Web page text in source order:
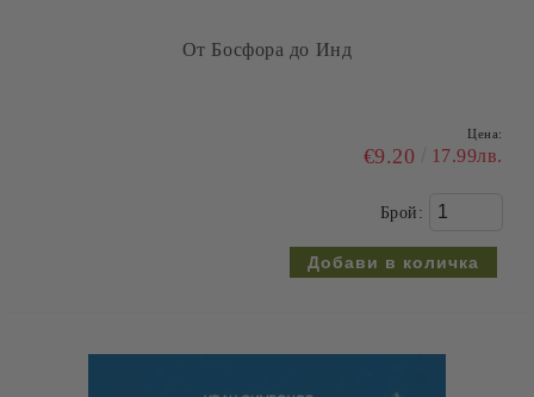
От Босфора до Инд
Цена:
€9.20 17.99лв.
Брой: